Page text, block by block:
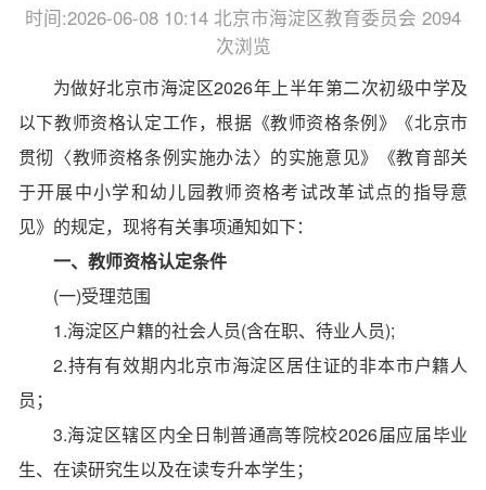
时间:2026-06-08 10:14 北京市海淀区教育委员会 2094
次浏览
为做好北京市海淀区2026年上半年第二次初级中学及
以下教师资格认定工作，根据《教师资格条例》《北京市
贯彻〈教师资格条例实施办法〉的实施意见》《教育部关
于开展中小学和幼儿园教师资格考试改革试点的指导意
见》的规定，现将有关事项通知如下：
一、教师资格认定条件
(一)受理范围
1.海淀区户籍的社会人员(含在职、待业人员);
2.持有有效期内北京市海淀区居住证的非本市户籍人
员；
3.海淀区辖区内全日制普通高等院校2026届应届毕业
生、在读研究生以及在读专升本学生；